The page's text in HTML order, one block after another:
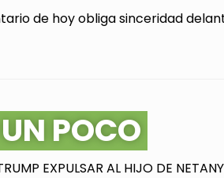
de hoy obliga sinceridad
POCO
EXPULSAR AL HIJO DE